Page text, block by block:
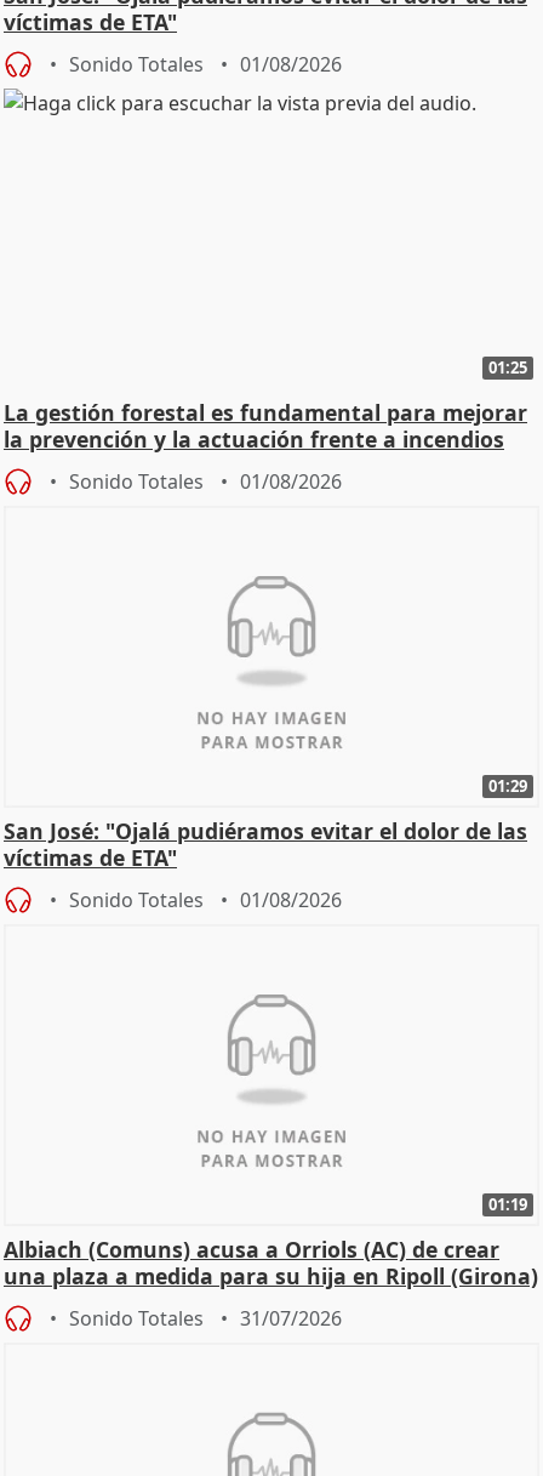
víctimas de ETA"
Sonido Totales 01/08/2026
01:25
La gestión forestal es fundamental para mejorar
la prevención y la actuación frente a incendios
Sonido Totales 01/08/2026
01:29
San José: "Ojalá pudiéramos evitar el dolor de las
víctimas de ETA"
Sonido Totales 01/08/2026
01:19
Albiach (Comuns) acusa a Orriols (AC) de crear
una plaza a medida para su hija en Ripoll (Girona)
Sonido Totales 31/07/2026